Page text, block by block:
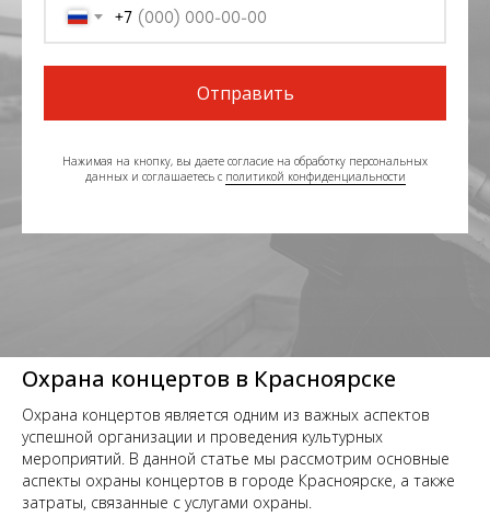
+7
Отправить
Нажимая на кнопку, вы даете согласие на обработку персональных
данных и соглашаетесь c политикой конфиденциальности
Охрана концертов в Красноярске
Охрана концертов является одним из важных аспектов
успешной организации и проведения культурных
мероприятий. В данной статье мы рассмотрим основные
аспекты охраны концертов в городе Красноярске, а также
затраты, связанные с услугами охраны.